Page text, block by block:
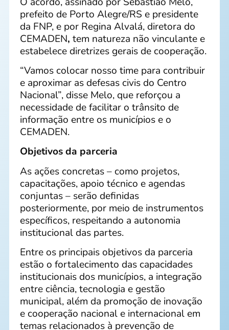
prefeito de Porto Alegre/RS e presidente
da FNP, e por Regina Alvalá, diretora do
CEMADEN, tem natureza não vinculante e
estabelece diretrizes gerais de cooperação.
“Vamos colocar nosso time para contribuir
e aproximar as defesas civis do Centro
Nacional”, disse Melo, que reforçou a
necessidade de facilitar o trânsito de
informação entre os municípios e o
CEMADEN.
Objetivos da parceria
As ações concretas – como projetos,
capacitações, apoio técnico e agendas
conjuntas – serão definidas
posteriormente, por meio de instrumentos
específicos, respeitando a autonomia
institucional das partes.
Entre os principais objetivos da parceria
estão o fortalecimento das capacidades
institucionais dos municípios, a integração
entre ciência, tecnologia e gestão
municipal, além da promoção de inovação
e cooperação nacional e internacional em
temas relacionados à prevenção de